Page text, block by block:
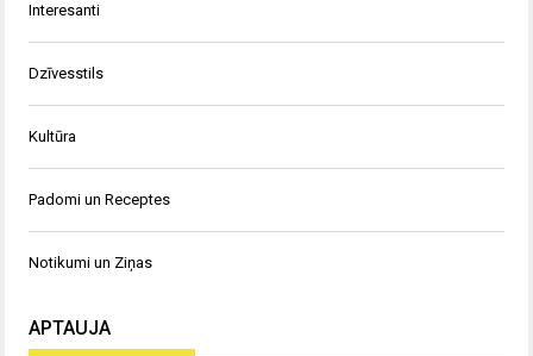
Interesanti
Dzīvesstils
Kultūra
Padomi un Receptes
Notikumi un Ziņas
APTAUJA